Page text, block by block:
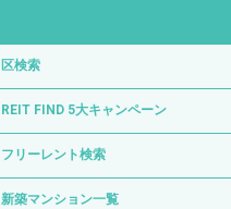
区検索
REIT FIND 5大キャンペーン
フリーレント検索
新築マンション一覧